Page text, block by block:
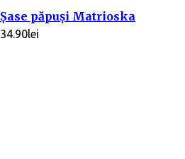
Șase păpuși Matrioska
34.90lei